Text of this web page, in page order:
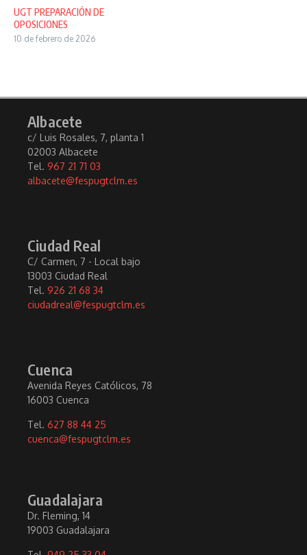
UGT PREPARACIÓN DE
OPOSICIONES
10 de febrero de 2026
Albacete
c/ Luis Rosales, 7, planta 1
02003 Albacete
Tel. 967 21 71 03
albacete@fespugtclm.es
Ciudad Real
C/ Carmen, 7 - Local bajo
13003 Ciudad Real
Tel. 926 21 68 34
ciudadreal@fespugtclm.es
Cuenca
Avenida Reyes Católicos, 78
16003 Cuenca
Tel. 627 88 44 25
cuenca@fespugtclm.es
Guadalajara
Dr. Fleming, 14
19003 Guadalajara